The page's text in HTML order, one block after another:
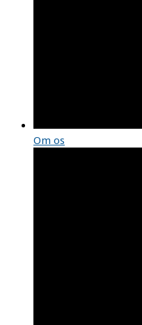
Om os